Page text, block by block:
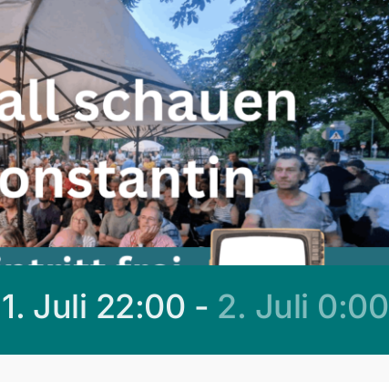
1. Juli 22:00 - 2. Juli 0:00